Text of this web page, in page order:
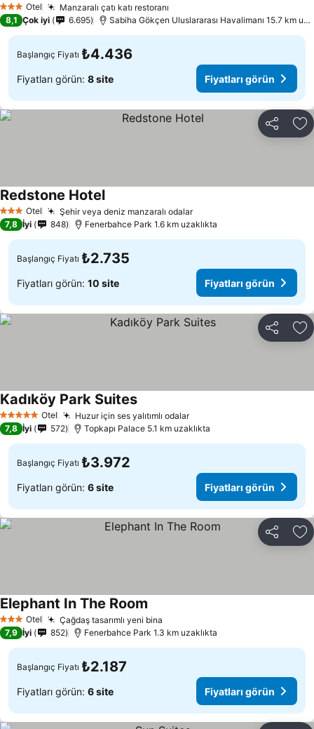
3 YıldızOtel Manzaralı çatı katı restoranı
8,1 Çok iyi 6.695 Sabiha Gökçen Uluslararası Havalimanı 15.7 km uzaklıkta
Başlangıç Fiyatı ₺4.436
Fiyatları görün: 8 site Fiyatları görün
Paylaş
3 YıldızOtel Şehir veya deniz manzaralı odalar
Redstone Hotel
7,8 İyi 848 Fenerbahce Park 1.6 km uzaklıkta
Başlangıç Fiyatı ₺2.735
Fiyatları görün: 10 site Fiyatları görün
Paylaş
5 Yıldız Otel Huzur için ses yalıtımlı odalar
Kadıköy Park Suites
7,8 İyi 572 Topkapı Palace 5.1 km uzaklıkta
Başlangıç Fiyatı ₺3.972
Fiyatları görün: 6 site Fiyatları görün
Paylaş
3 YıldızOtel Çağdaş tasarımlı yeni bina
Elephant In The Room
7,9 İyi 852 Fenerbahce Park 1.3 km uzaklıkta
Başlangıç Fiyatı ₺2.187
Fiyatları görün: 6 site Fiyatları görün